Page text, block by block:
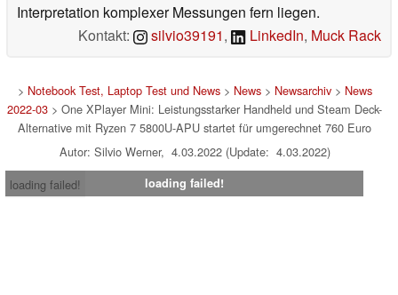
Interpretation komplexer Messungen fern liegen.
Kontakt:
silvio39191, LinkedIn, Muck Rack
> Notebook Test, Laptop Test und News> News> Newsarchiv> News
2022-03 > One XPlayer Mini: Leistungsstarker Handheld und Steam Deck-
Alternative mit Ryzen 7 5800U-APU startet für umgerechnet 760 Euro
Autor: Silvio Werner, 4.03.2022 (Update: 4.03.2022)
loading failed!
loading failed!